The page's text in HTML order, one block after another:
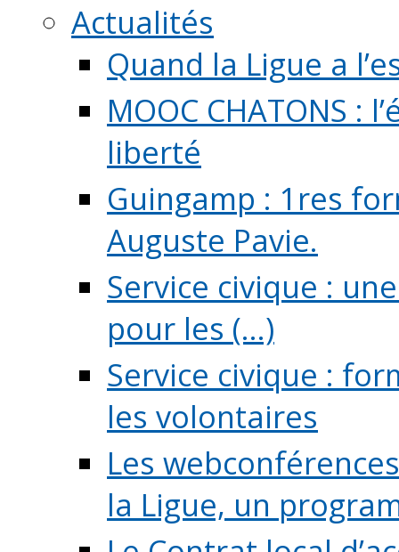
Actualités
Quand la Ligue a
MOOC CHATONS
liberté
Guingamp : 1res
Auguste Pavie.
Service civique :
pour les (...)
Service civique :
les volontaires
Les
la Ligue, un